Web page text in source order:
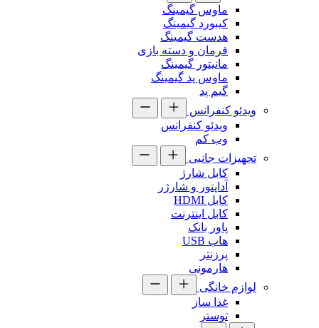
ماوس گیمینگ
کیبورد گیمینگ
هدست گیمینگ
فرمان و دسته بازی
مانیتور گیمینگ
ماوس پد گیمینگ
گیم پد
ویدئو کنفرانس
ویدئو کنفرانس
وب کم
تجهیزات جانبی
کابل شارژ
آداپتور و شارژر
کابل HDMI
کابل اینترنت
پاور بانک
هاب USB
پرزنتر
هارمونی
لوازم خانگی
غذا ساز
توستر